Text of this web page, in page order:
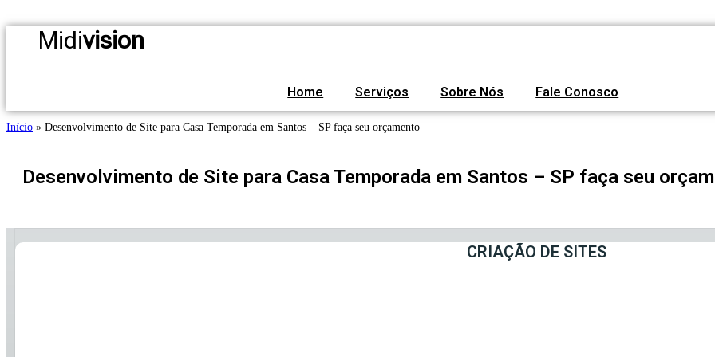
para
Midivision
Home Serviços Sobre Nós Fale Conosco
Início » Desenvolvimento de Site para Casa Temporada em Santos – SP faça seu orçamento
Desenvolvimento de Site para Casa Temporada em Santos – SP faça seu
CRIAÇÃO DE SITES